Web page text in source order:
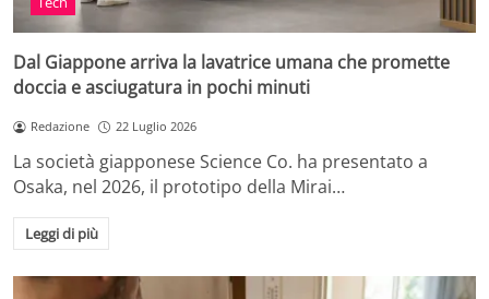
Dal Giappone arriva la lavatrice umana che promette
doccia e asciugatura in pochi minuti
Redazione 22 Luglio 2026
La società giapponese Science Co. ha presentato a
Osaka, nel 2026, il prototipo della Mirai…
Leggi di più